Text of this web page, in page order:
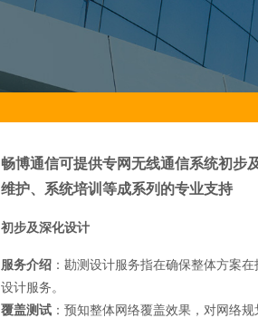
畅博通信可提供专网无线通信系统初步
维护、系统培训等成系列的专业支持
初步及深化设计
服务介绍 ：勘测设计服务指在确保整体方案
设计服务。
覆盖测试 ：预知整体网络覆盖效果，对网络